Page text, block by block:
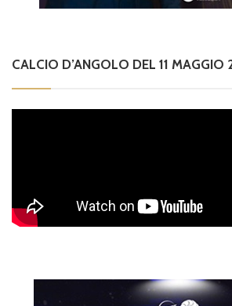
CALCIO D’ANGOLO DEL 11 MAGGIO